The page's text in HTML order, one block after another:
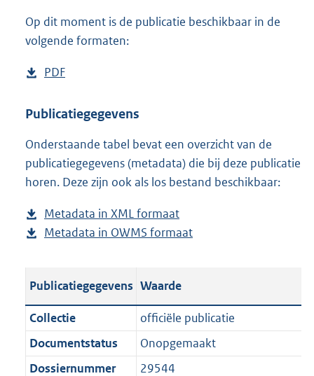
Op dit moment is de publicatie beschikbaar in de
volgende formaten:
D
w
l
o
a
p
u
l
c
t
PDF
s
a
n
d
g
r
o
t
:
Publicatiegegevens
Onderstaande tabel bevat een overzicht van de
publicatiegegevens (metadata) die bij deze publicatie
horen. Deze zijn ook als los bestand beschikbaar:
Metadata in XML formaat
e
a
n
d
s
Metadata in OWMS formaat
a
n
d
Publicatiegegevens Waarde
Collectie
officiële publicatie
Documentstatus
Onopgemaakt
Dossiernummer
29544